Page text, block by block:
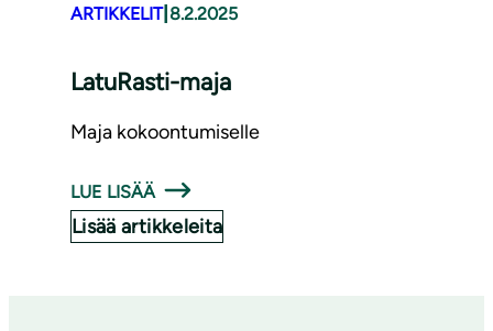
ARTIKKELIT| 8.2.2025
LatuRasti-maja
Maja kokoontumiselle
LUE LISÄÄ
Lisää artikkeleita